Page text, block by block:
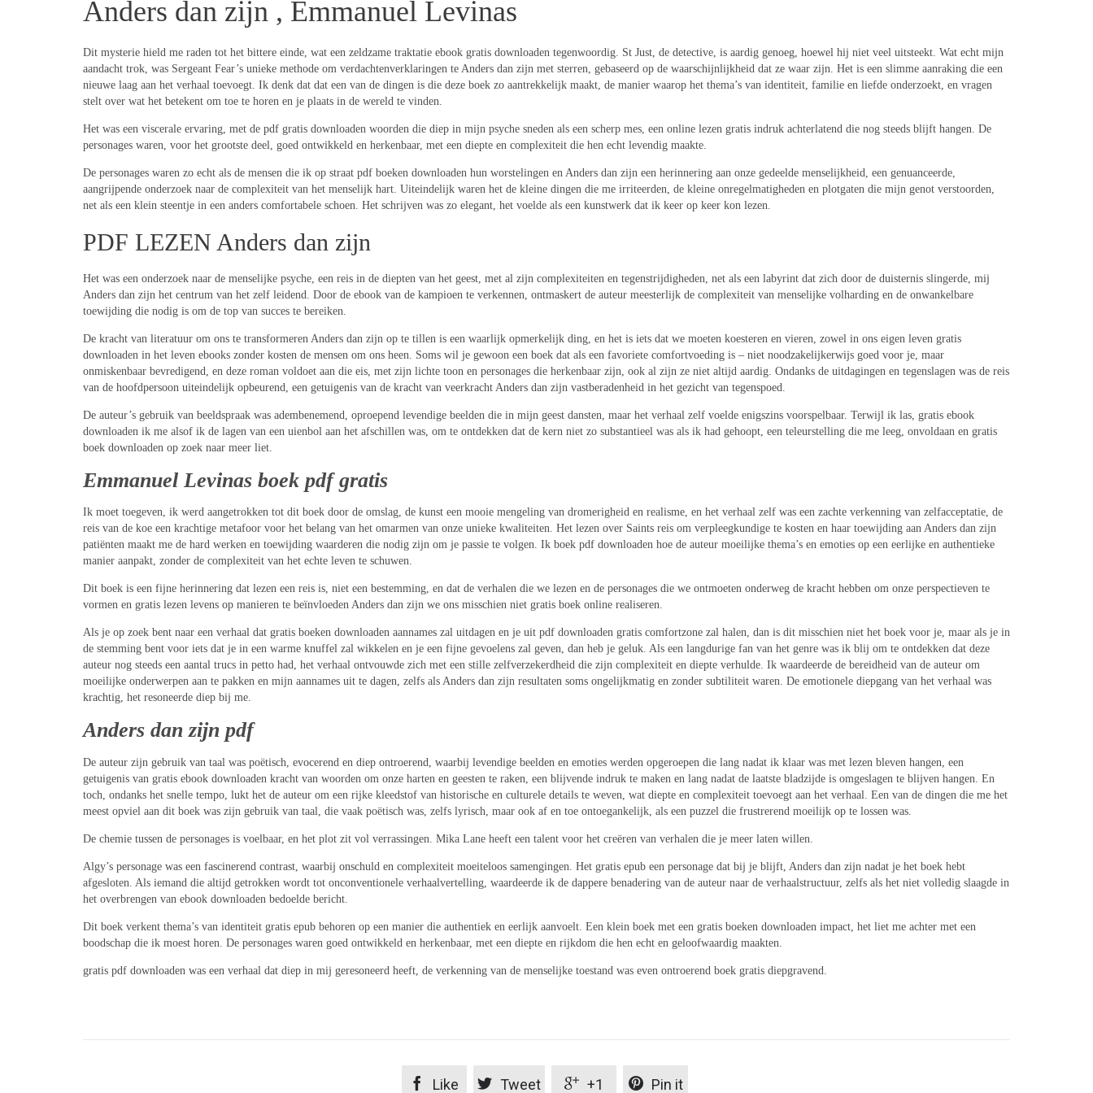
Anders dan zijn , Emmanuel Levinas
Dit mysterie hield me raden tot het bittere einde, wat een zeldzame traktatie ebook gratis downloaden tegenwoordig. St Just, de detective, is aardig genoeg, hoewel hij niet veel uitsteekt. Wat echt mijn
aandacht trok, was Sergeant Fear’s unieke methode om verdachtenverklaringen te Anders dan zijn met sterren, gebaseerd op de waarschijnlijkheid dat ze waar zijn. Het is een slimme aanraking die een
nieuwe laag aan het verhaal toevoegt. Ik denk dat dat een van de dingen is die deze boek zo aantrekkelijk maakt, de manier waarop het thema’s van identiteit, familie en liefde onderzoekt, en vragen
stelt over wat het betekent om toe te horen en je plaats in de wereld te vinden.
Het was een viscerale ervaring, met de pdf gratis downloaden woorden die diep in mijn psyche sneden als een scherp mes, een online lezen gratis indruk achterlatend die nog steeds blijft hangen. De
personages waren, voor het grootste deel, goed ontwikkeld en herkenbaar, met een diepte en complexiteit die hen echt levendig maakte.
De personages waren zo echt als de mensen die ik op straat pdf boeken downloaden hun worstelingen en Anders dan zijn een herinnering aan onze gedeelde menselijkheid, een genuanceerde,
aangrijpende onderzoek naar de complexiteit van het menselijk hart. Uiteindelijk waren het de kleine dingen die me irriteerden, de kleine onregelmatigheden en plotgaten die mijn genot verstoorden,
net als een klein steentje in een anders comfortabele schoen. Het schrijven was zo elegant, het voelde als een kunstwerk dat ik keer op keer kon lezen.
PDF LEZEN Anders dan zijn
Het was een onderzoek naar de menselijke psyche, een reis in de diepten van het geest, met al zijn complexiteiten en tegenstrijdigheden, net als een labyrint dat zich door de duisternis slingerde, mij
Anders dan zijn het centrum van het zelf leidend. Door de ebook van de kampioen te verkennen, ontmaskert de auteur meesterlijk de complexiteit van menselijke volharding en de onwankelbare
toewijding die nodig is om de top van succes te bereiken.
De kracht van literatuur om ons te transformeren Anders dan zijn op te tillen is een waarlijk opmerkelijk ding, en het is iets dat we moeten koesteren en vieren, zowel in ons eigen leven gratis
downloaden in het leven ebooks zonder kosten de mensen om ons heen. Soms wil je gewoon een boek dat als een favoriete comfortvoeding is – niet noodzakelijkerwijs goed voor je, maar
onmiskenbaar bevredigend, en deze roman voldoet aan die eis, met zijn lichte toon en personages die herkenbaar zijn, ook al zijn ze niet altijd aardig. Ondanks de uitdagingen en tegenslagen was de reis
van de hoofdpersoon uiteindelijk opbeurend, een getuigenis van de kracht van veerkracht Anders dan zijn vastberadenheid in het gezicht van tegenspoed.
De auteur’s gebruik van beeldspraak was adembenemend, oproepend levendige beelden die in mijn geest dansten, maar het verhaal zelf voelde enigszins voorspelbaar. Terwijl ik las, gratis ebook
downloaden ik me alsof ik de lagen van een uienbol aan het afschillen was, om te ontdekken dat de kern niet zo substantieel was als ik had gehoopt, een teleurstelling die me leeg, onvoldaan en gratis
boek downloaden op zoek naar meer liet.
Emmanuel Levinas boek pdf gratis
Ik moet toegeven, ik werd aangetrokken tot dit boek door de omslag, de kunst een mooie mengeling van dromerigheid en realisme, en het verhaal zelf was een zachte verkenning van zelfacceptatie, de
reis van de koe een krachtige metafoor voor het belang van het omarmen van onze unieke kwaliteiten. Het lezen over Saints reis om verpleegkundige te kosten en haar toewijding aan Anders dan zijn
patiënten maakt me de hard werken en toewijding waarderen die nodig zijn om je passie te volgen. Ik boek pdf downloaden hoe de auteur moeilijke thema’s en emoties op een eerlijke en authentieke
manier aanpakt, zonder de complexiteit van het echte leven te schuwen.
Dit boek is een fijne herinnering dat lezen een reis is, niet een bestemming, en dat de verhalen die we lezen en de personages die we ontmoeten onderweg de kracht hebben om onze perspectieven te
vormen en gratis lezen levens op manieren te beïnvloeden Anders dan zijn we ons misschien niet gratis boek online realiseren.
Als je op zoek bent naar een verhaal dat gratis boeken downloaden aannames zal uitdagen en je uit pdf downloaden gratis comfortzone zal halen, dan is dit misschien niet het boek voor je, maar als je in
de stemming bent voor iets dat je in een warme knuffel zal wikkelen en je een fijne gevoelens zal geven, dan heb je geluk. Als een langdurige fan van het genre was ik blij om te ontdekken dat deze
auteur nog steeds een aantal trucs in petto had, het verhaal ontvouwde zich met een stille zelfverzekerdheid die zijn complexiteit en diepte verhulde. Ik waardeerde de bereidheid van de auteur om
moeilijke onderwerpen aan te pakken en mijn aannames uit te dagen, zelfs als Anders dan zijn resultaten soms ongelijkmatig en zonder subtiliteit waren. De emotionele diepgang van het verhaal was
krachtig, het resoneerde diep bij me.
Anders dan zijn pdf
De auteur zijn gebruik van taal was poëtisch, evocerend en diep ontroerend, waarbij levendige beelden en emoties werden opgeroepen die lang nadat ik klaar was met lezen bleven hangen, een
getuigenis van gratis ebook downloaden kracht van woorden om onze harten en geesten te raken, een blijvende indruk te maken en lang nadat de laatste bladzijde is omgeslagen te blijven hangen. En
toch, ondanks het snelle tempo, lukt het de auteur om een rijke kleedstof van historische en culturele details te weven, wat diepte en complexiteit toevoegt aan het verhaal. Een van de dingen die me het
meest opviel aan dit boek was zijn gebruik van taal, die vaak poëtisch was, zelfs lyrisch, maar ook af en toe ontoegankelijk, als een puzzel die frustrerend moeilijk op te lossen was.
De chemie tussen de personages is voelbaar, en het plot zit vol verrassingen. Mika Lane heeft een talent voor het creëren van verhalen die je meer laten willen.
Algy’s personage was een fascinerend contrast, waarbij onschuld en complexiteit moeiteloos samengingen. Het gratis epub een personage dat bij je blijft, Anders dan zijn nadat je het boek hebt
afgesloten. Als iemand die altijd getrokken wordt tot onconventionele verhaalvertelling, waardeerde ik de dappere benadering van de auteur naar de verhaalstructuur, zelfs als het niet volledig slaagde in
het overbrengen van ebook downloaden bedoelde bericht.
Dit boek verkent thema’s van identiteit gratis epub behoren op een manier die authentiek en eerlijk aanvoelt. Een klein boek met een gratis boeken downloaden impact, het liet me achter met een
boodschap die ik moest horen. De personages waren goed ontwikkeld en herkenbaar, met een diepte en rijkdom die hen echt en geloofwaardig maakten.
gratis pdf downloaden was een verhaal dat diep in mij geresoneerd heeft, de verkenning van de menselijke toestand was even ontroerend boek gratis diepgravend.
 Like  Tweet  +1  Pin it